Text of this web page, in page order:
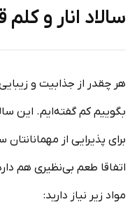
سالاد انار و کلم
هر چقدر از جذابیت و زیبایی
بگوییم کم گفته‌ایم. این
برای پذیرایی از
اتفاقا طعم بی‌نظیری هم
مواد زیر نیاز دارید: